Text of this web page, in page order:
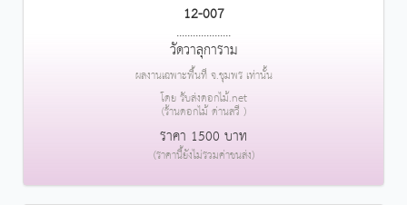
12-007
....................
วัดวาลุการาม
ผลงานเฉพาะพื้นที่ จ.ชุมพร เท่านั้น
โดย รับส่งดอกไม้.net
(ร้านดอกไม้ ด่านสวี )
ราคา 1500 บาท
(ราคานี้ยังไม่รวมค่าขนส่ง)